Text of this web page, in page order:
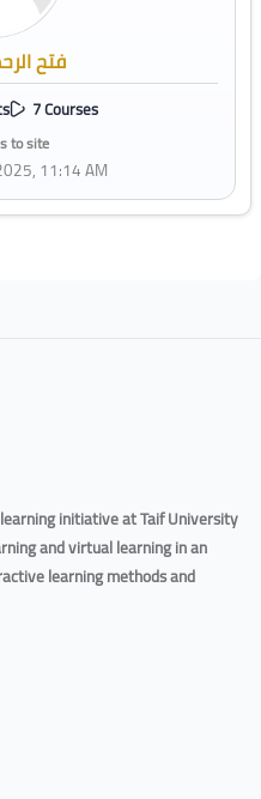
فتح
7 Courses
to site
11:14 AM
initiative at Taif University
and virtual learning in an
learning methods and